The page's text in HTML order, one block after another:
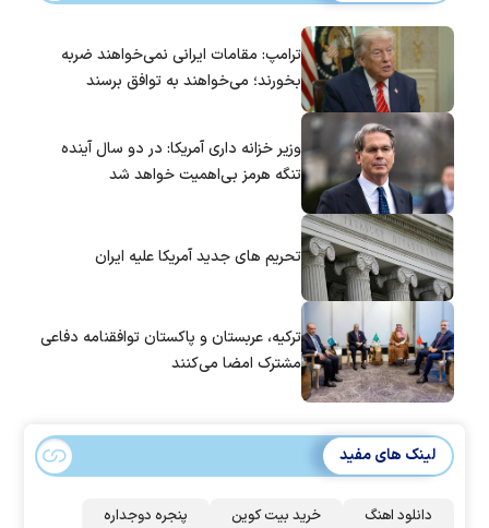
ترامپ: مقامات ایرانی نمی‌خواهند ضربه
بخورند؛ می‌خواهند به توافق برسند
وزیر خزانه داری آمریکا: در دو سال آینده
تنگه هرمز بی‌اهمیت خواهد شد
تحریم های جدید آمریکا علیه ایران
ترکیه، عربستان و پاکستان توافقنامه دفاعی
مشترک امضا می‌کنند
لینک های مفید
دانلود اهنگ خرید بیت کوین پنجره دوجداره